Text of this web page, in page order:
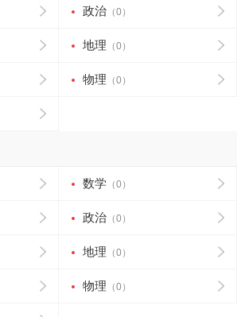
政治 （0）
地理 （0）
物理 （0）
数学 （0）
政治 （0）
地理 （0）
物理 （0）